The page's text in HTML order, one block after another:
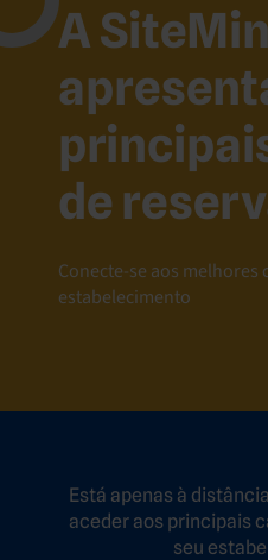
A
de
Conecte-se aos melhores
estabelecimento
Está apenas à
aceder aos principais
seu